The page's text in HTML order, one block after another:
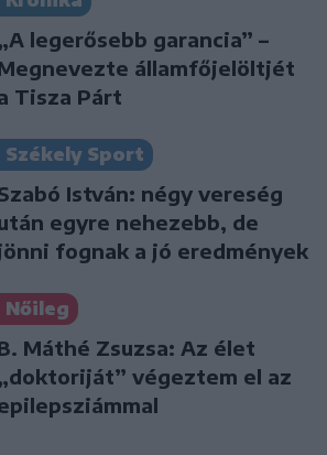
legerősebb garancia” –
államfőjelöltjét
Tisza Párt
Székely Sport
István: négy vereség
egyre nehezebb, de
fognak a jó eredmények
Nőileg
Máthé Zsuzsa: Az élet
végeztem el az